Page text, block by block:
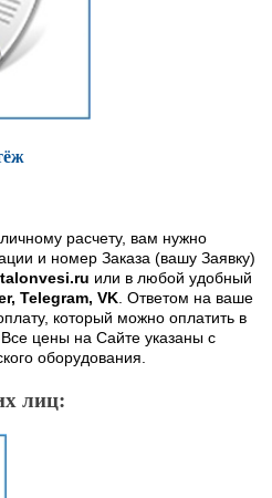
расчету, вам нужно
и номер Заказа (вашу Заявку)
или в любой удобный
Telegram, VK. Ответом на ваше
который можно оплатить в
цены на Сайте указаны с
оборудования.
лиц: